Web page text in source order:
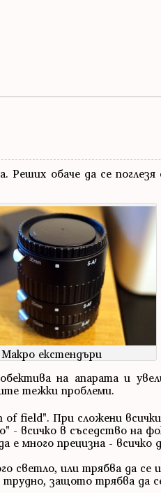
обаче да се
Макро екстендъри
на апарата и
тежки проблеми.
field". При сложени
- всичко в съседство на
е много прецизна -
светло, или трябва да се
защото трябва да